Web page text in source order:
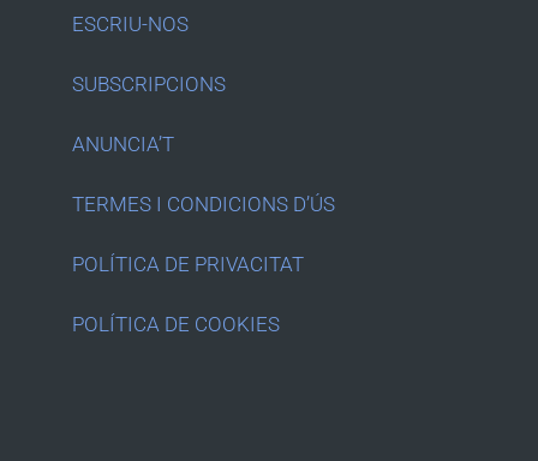
ESCRIU-NOS
SUBSCRIPCIONS
ANUNCIA’T
TERMES I CONDICIONS D’ÚS
POLÍTICA DE PRIVACITAT
POLÍTICA DE COOKIES